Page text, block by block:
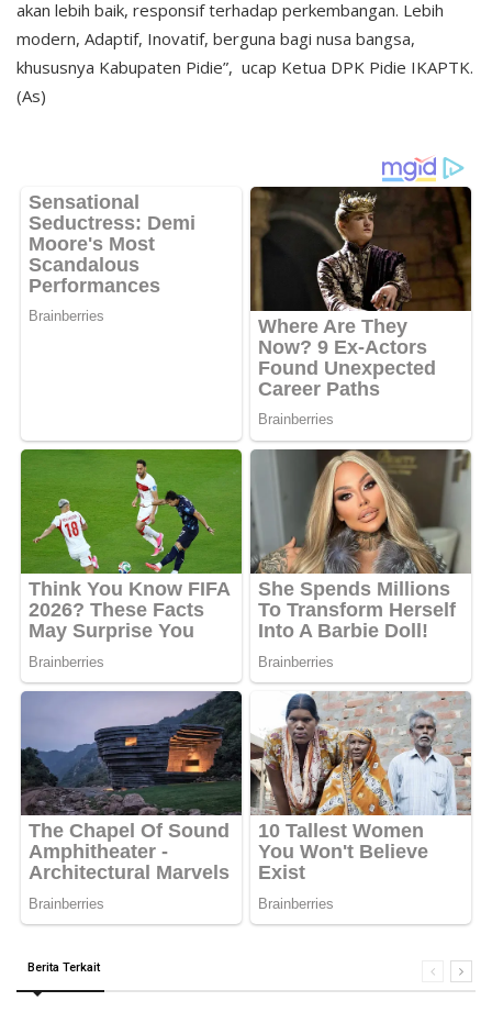
akan lebih baik, responsif terhadap perkembangan. Lebih
modern, Adaptif, Inovatif, berguna bagi nusa bangsa,
khususnya Kabupaten Pidie”, ucap Ketua DPK Pidie IKAPTK.
(As)
Berita Terkait